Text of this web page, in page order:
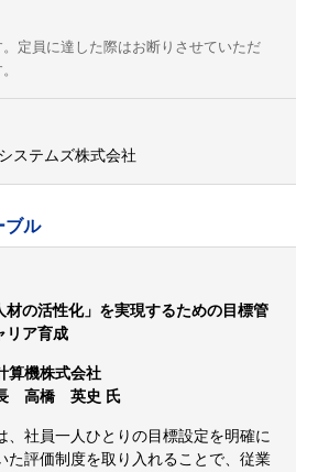
定員に達した際はお断りさせていただ
ステムズ株式会社
ブル
の活性化」を実現するための目標管
リア育成
機株式会社
橋 英史 氏
、社員一人ひとりの目標設定を明確に
た評価制度を取り入れることで、従業